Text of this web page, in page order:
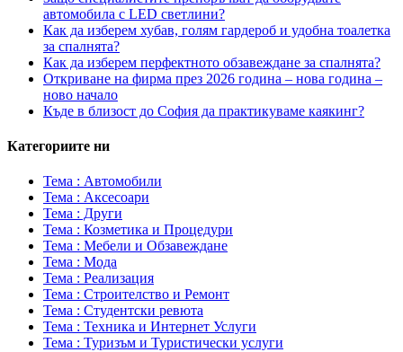
автомобила с LED светлини?
Как да изберем хубав, голям гардероб и удобна тоалетка
за спалнята?
Как да изберем перфектното обзавеждане за спалнята?
Откриване на фирма през 2026 година – нова година –
ново начало
Къде в близост до София да практикуваме каякинг?
Категориите ни
Тема : Автомобили
Тема : Аксесоари
Тема : Други
Тема : Козметика и Процедури
Тема : Мебели и Обзавеждане
Тема : Мода
Тема : Реализация
Тема : Строителство и Ремонт
Тема : Студентски ревюта
Тема : Техника и Интернет Услуги
Тема : Туризъм и Туристически услуги